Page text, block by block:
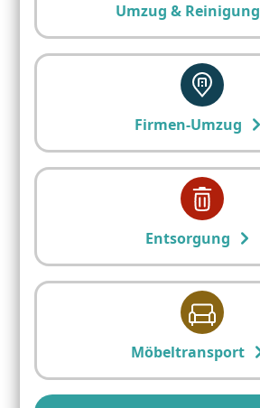
Umzug & Reinigung
Firmen-Umzug
Entsorgung
Möbeltransport